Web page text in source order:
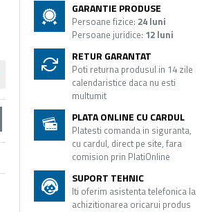
GARANTIE PRODUSE
Persoane fizice: 24 luni
Persoane juridice: 12 luni
RETUR GARANTAT
Poti returna produsul in 14 zile
calendaristice daca nu esti
multumit
PLATA ONLINE CU CARDUL
Platesti comanda in siguranta,
cu cardul, direct pe site, fara
comision prin PlatiOnline
SUPORT TEHNIC
Iti oferim asistenta telefonica la
achizitionarea oricarui produs